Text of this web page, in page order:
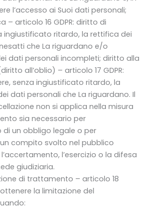
l’accesso ai Suoi dati personali;
– articolo 16 GDPR: diritto di
ingiustificato ritardo, la rettifica dei
che La riguardano e/o
dati personali incompleti; diritto alla
all’oblio) – articolo 17 GDPR:
senza ingiustificato ritardo, la
dati personali che La riguardano. Il
non si applica nella misura
sia necessario per
di un obbligo legale o per
un compito svolto nel pubblico
l’esercizio o la difesa
giudiziaria.
di trattamento – articolo 18
ottenere la limitazione del